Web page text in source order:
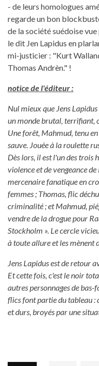
- de leurs homologues
regarde un bon
de la société suédoise
le dit Jen Lapidus en
mi-justicier : "Kurt
Thomas Andrèn." !
notice de l'éditeur :
Nul mieux que Jens
un monde brutal, terrifiant,
Une forêt, Mahmud, tenu
sauve. Jouée à la roulette
Dès lors, il est l'un des trois
violence et de vengeance
mercenaire fanatique en
femmes ; Thomas, flic
criminalité ; et Mahmud,
vendre de la drogue pour
Stockholm ». Le cercle
à toute allure et les mènent
Jens Lapidus est de retour
Et cette fois, c'est le noir
autres personnages de
flics font partie du tableau :
et durs, broyés par une